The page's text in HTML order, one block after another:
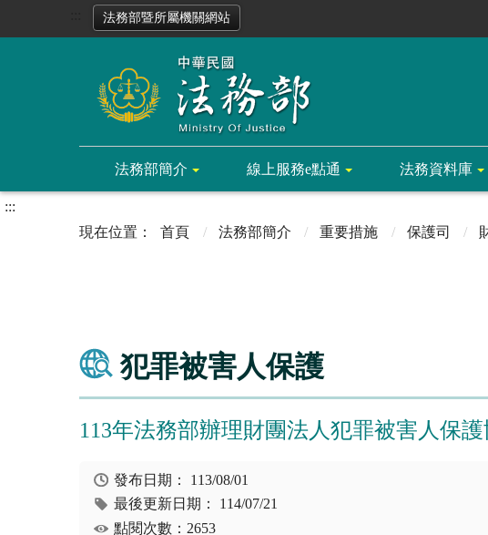
法務部暨所屬機關網站
法務部簡介 線上服務e點通 法務資料庫
:::
首頁
法務部簡介 重要措施 保護司
犯罪被害人保護
113年法務部辦理財團法人犯罪被害人保
發布日期： 113/08/01
最後更新日期： 114/07/21
點閱次數：2653